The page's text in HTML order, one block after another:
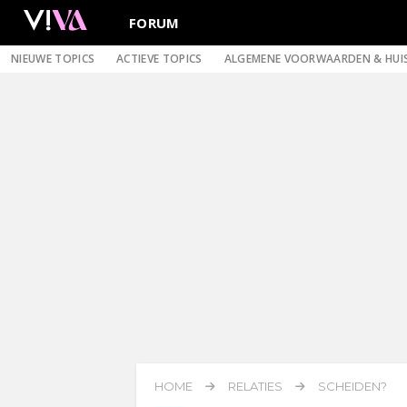
FORUM
NIEUWE TOPICS ACTIEVE TOPICS ALGEMENE VOORWAARDEN &
HOME RELATIES SCHEIDEN?